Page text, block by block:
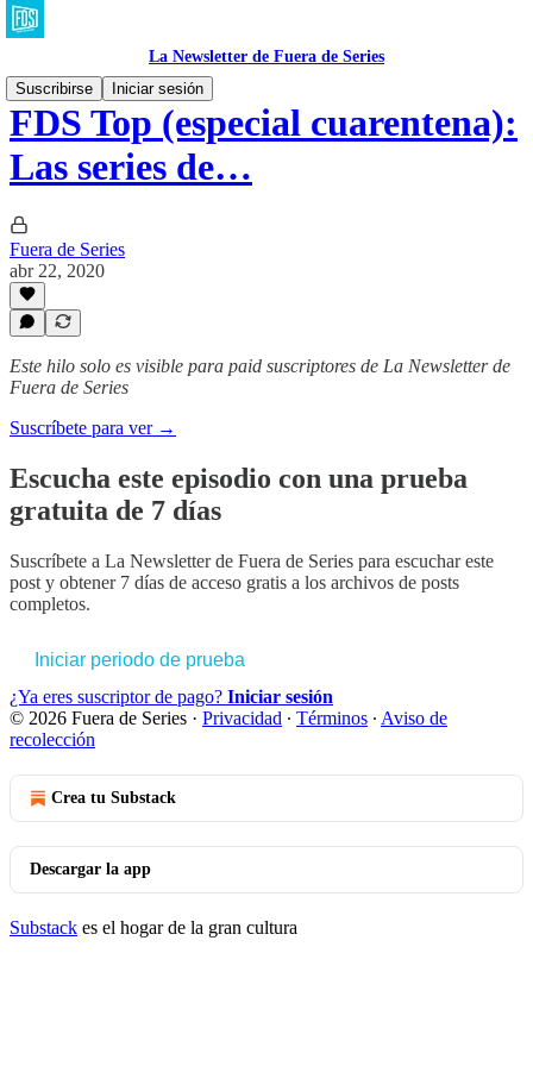
La Newsletter de Fuera de Series
Suscribirse
Iniciar sesión
FDS Top (especial cuarentena):
Las series de…
Fuera de Series
abr 22, 2020
Este hilo solo es visible para paid suscriptores de La Newsletter de
Fuera de Series
Suscríbete para ver →
Escucha este episodio con una prueba
gratuita de 7 días
Suscríbete a La Newsletter de Fuera de Series para escuchar este
post y obtener 7 días de acceso gratis a los archivos de posts
completos.
Iniciar periodo de prueba
¿Ya eres suscriptor de pago? Iniciar sesión
© 2026 Fuera de Series · Privacidad ∙ Términos ∙ Aviso de
recolección
Crea tu Substack
Descargar la app
Substack es el hogar de la gran cultura